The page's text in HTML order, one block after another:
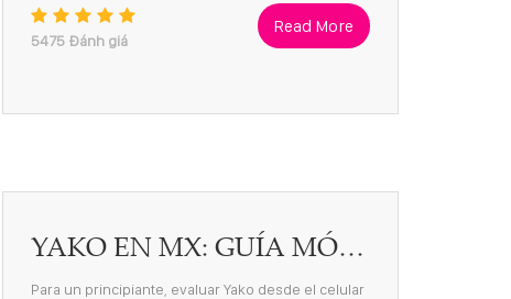
Read More
5475 Đánh giá
YAKO EN MX: GUÍA MÓVIL PARA EVALUAR PAGOS, USO Y VALOR REAL
Para un principiante, evaluar Yako desde el celular